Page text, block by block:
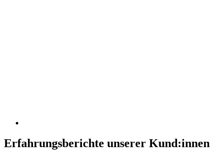
Erfahrungsberichte unserer Kund:innen